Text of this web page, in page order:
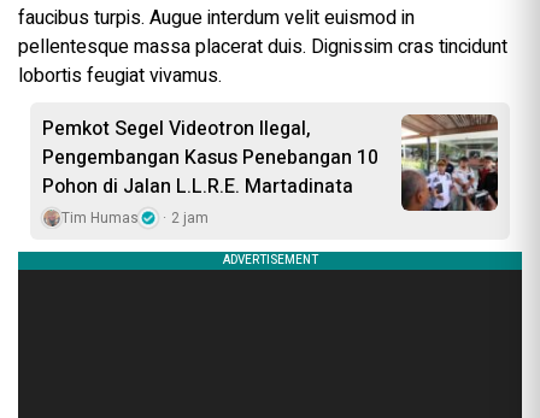
faucibus turpis. Augue interdum velit euismod in
pellentesque massa placerat duis. Dignissim cras tincidunt
lobortis feugiat vivamus.
Pemkot Segel Videotron Ilegal,
Pengembangan Kasus Penebangan 10
Pohon di Jalan L.L.R.E. Martadinata
Tim Humas 2 jam